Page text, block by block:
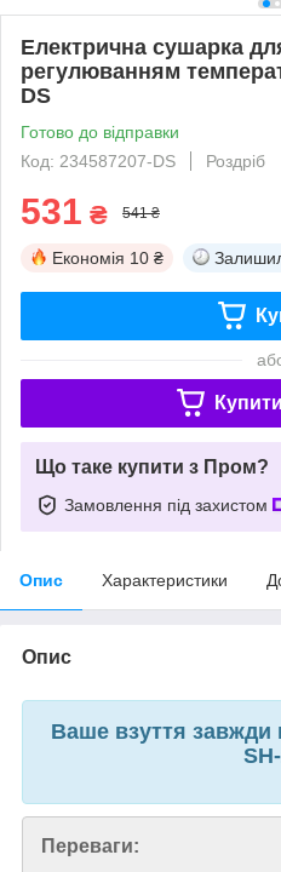
Електрична сушарка
регулюванням
DS
Готово до відправки
Код: 234587207-DS
Роздріб
531 ₴ 541 ₴
Економія 10 ₴
Що таке купити з Пром?
Замовлення під захистом
Опис Характеристики
Опис
Ваше взуття завжди
Переваги: